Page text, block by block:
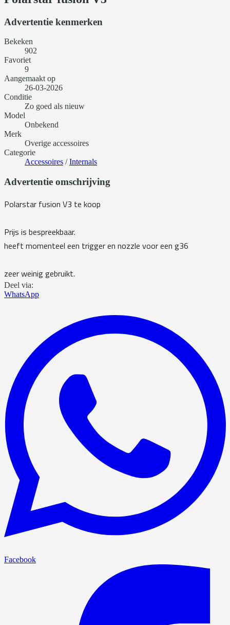
Advertentie kenmerken
Bekeken
902
Favoriet
9
Aangemaakt op
26-03-2026
Conditie
Zo goed als nieuw
Model
Onbekend
Merk
Overige accessoires
Categorie
Accessoires /Internals
Advertentie omschrijving
Polarstar fusion V3 te koop
Prijs is bespreekbaar.
heeft momenteel een trigger en nozzle voor een g36
zeer weinig gebruikt.
Deel via:
WhatsApp
Facebook